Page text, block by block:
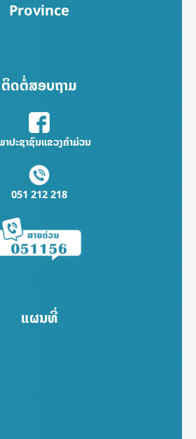
Province
ຕິດຕໍ່ສອບຖາມ
າປະຊາຊົນແຂວງຄຳມ່ວນ
051 212 218
ແຜນທີ່